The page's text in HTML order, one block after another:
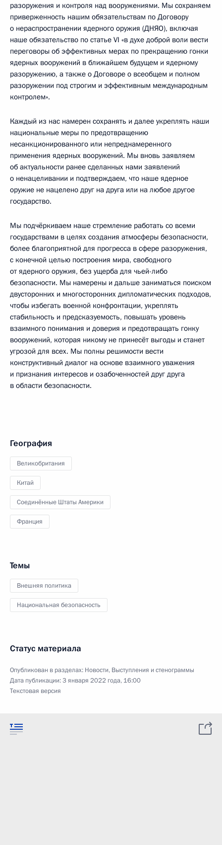
разоружения и контроля над вооружениями. Мы сохраняем
приверженность нашим обязательствам по Договору
о нераспространении ядерного оружия (ДНЯО), включая
наше обязательство по статье VI «в духе доброй воли вести
переговоры об эффективных мерах по прекращению гонки
ядерных вооружений в ближайшем будущем и ядерному
разоружению, а также о Договоре о всеобщем и полном
разоружении под строгим и эффективным международным
контролем».
Каждый из нас намерен сохранять и далее укреплять наши
национальные меры по предотвращению
несанкционированного или непреднамеренного
применения ядерных вооружений. Мы вновь заявляем
об актуальности ранее сделанных нами заявлений
о ненацеливании и подтверждаем, что наше ядерное
оружие не нацелено друг на друга или на любое другое
государство.
Мы подчёркиваем наше стремление работать со всеми
государствами в целях создания атмосферы безопасности,
более благоприятной для прогресса в сфере разоружения,
с конечной целью построения мира, свободного
от ядерного оружия, без ущерба для чьей-либо
безопасности. Мы намерены и дальше заниматься поиском
двусторонних и многосторонних дипломатических подходов,
чтобы избегать военной конфронтации, укреплять
стабильность и предсказуемость, повышать уровень
взаимного понимания и доверия и предотвращать гонку
вооружений, которая никому не принесёт выгоды и станет
угрозой для всех. Мы полны решимости вести
конструктивный диалог на основе взаимного уважения
и признания интересов и озабоченностей друг друга
в области безопасности.
География
Великобритания
Китай
Соединённые Штаты Америки
Франция
Темы
Внешняя политика
Национальная безопасность
Статус материала
Опубликован в разделах: Новости, Выступления и стенограммы
Дата публикации:3 января 2022 года, 16:00
Текстовая версия